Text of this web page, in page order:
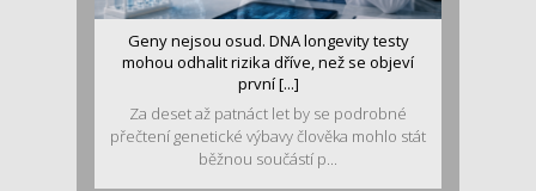
Geny nejsou osud. DNA longevity testy
mohou odhalit rizika dříve, než se objeví
první [...]
Za deset až patnáct let by se podrobné
přečtení genetické výbavy člověka mohlo stát
běžnou součástí p...